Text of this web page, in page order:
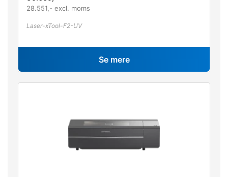
28.551 ,- excl. moms
Laser-xTool-F2-UV
Se mere